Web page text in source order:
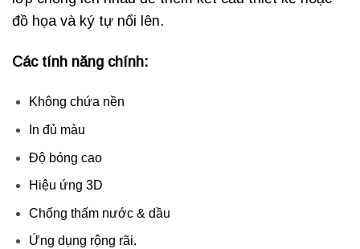
đồ họa và ký tự nổi lên.
Các tính năng chính:
Không chứa nền
In đủ màu
Độ bóng cao
Hiệu ứng 3D
Chống thấm nước & dầu
Ứng dụng rộng rãi.